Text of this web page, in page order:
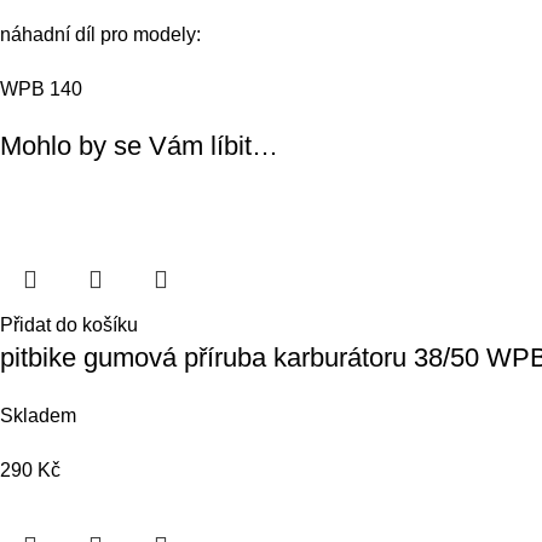
náhadní díl pro modely:
WPB 140
Mohlo by se Vám líbit…
Přidat do košíku
pitbike gumová příruba karburátoru 38/50
Skladem
290 Kč